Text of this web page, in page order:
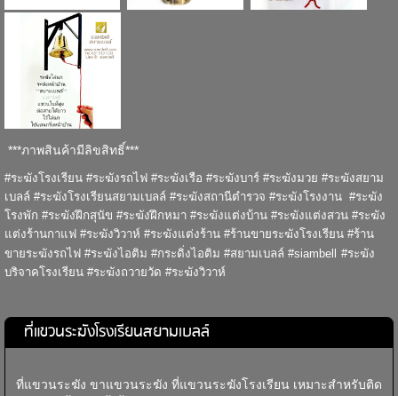
***ภาพสินค้ามีลิขสิทธิ์***
#ระฆังโรงเรียน #ระฆังรถไฟ #ระฆังเรือ #ระฆังบาร์ #ระฆังมวย #ระฆังสยาม
เบลล์ #ระฆังโรงเรียนสยามเบลล์ #ระฆังสถานีตำรวจ #ระฆังโรงงาน #ระฆัง
โรงพัก #ระฆังฝึกสุนัข #ระฆังฝึกหมา #ระฆังแต่งบ้าน #ระฆังแต่งสวน #ระฆัง
แต่งร้านกาแฟ #ระฆังวิวาห์ #ระฆังแต่งร้าน #ร้านขายระฆังโรงเรียน #ร้าน
ขายระฆังรถไฟ #ระฆังไอติม #กระดิ่งไอติม #สยามเบลล์ #siambell #ระฆัง
บริจาคโรงเรียน #ระฆังถวายวัด #ระฆังวิวาห์
ที่แขวนระฆังโรงเรียนสยามเบลล์
ที่แขวนระฆัง ขาแขวนระฆัง ที่แขวนระฆังโรงเรียน เหมาะสำหรับติด